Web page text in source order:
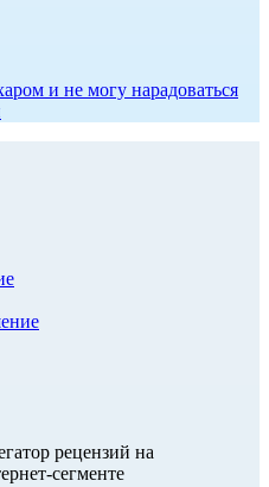
и не могу нарадоваться
рецензий на
сегменте